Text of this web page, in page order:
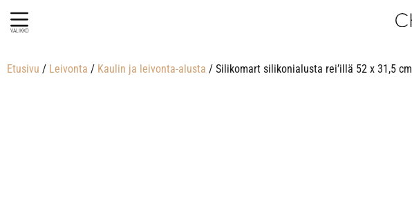
VALIKKO
Etusivu / Leivonta / Kaulin ja leivonta-alusta / Silikomart silikonialusta rei’illä 52 x 31,5 cm